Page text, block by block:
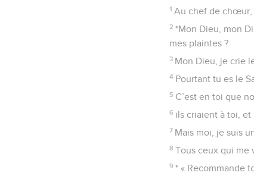
1 Au chef de chœur,
2 *Mon Dieu, mon
mes plaintes ?
3 Mon Dieu, je crie
4 Pourtant tu es le
5 C’est en toi que
6 ils criaient à toi, et
7 Mais moi, je suis
8 Tous ceux qui me
9 * « Recommande